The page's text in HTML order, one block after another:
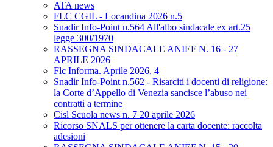
ATA news
FLC CGIL - Locandina 2026 n.5
Snadir Info-Point n.564 All'albo sindacale ex art.25
legge 300/1970
RASSEGNA SINDACALE ANIEF N. 16 - 27
APRILE 2026
Flc Informa. Aprile 2026, 4
Snadir Info-Point n.562 - Risarciti i docenti di religione:
la Corte d’Appello di Venezia sancisce l’abuso nei
contratti a termine
Cisl Scuola news n. 7 20 aprile 2026
Ricorso SNALS per ottenere la carta docente: raccolta
adesioni